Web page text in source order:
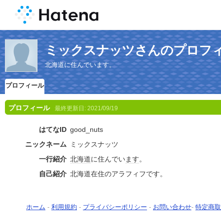
ミックスナッツさんのプロフ
北海道に住んでいます。
プロフィール
プロフィール 最終更新日: 2021/09/19
はてなID good_nuts
ニックネーム
ミックスナッツ
一行紹介 北海道に住んでいます。
自己紹介 北海道在住のアラフィフです。
ホーム - 利用規約 - プライバシーポリシー - お問い合わせ- 特定商